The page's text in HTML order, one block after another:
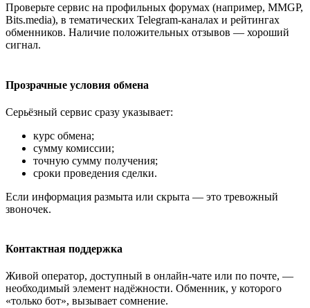
Проверьте сервис на профильных форумах (например, MMGP,
Bits.media), в тематических Telegram-каналах и рейтингах
обменников. Наличие положительных отзывов — хороший
сигнал.
Прозрачные условия обмена
Серьёзный сервис сразу указывает:
курс обмена;
сумму комиссии;
точную сумму получения;
сроки проведения сделки.
Если информация размыта или скрыта — это тревожный
звоночек.
Контактная поддержка
Живой оператор, доступный в онлайн-чате или по почте, —
необходимый элемент надёжности. Обменник, у которого
«только бот», вызывает сомнение.